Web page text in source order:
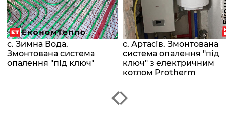
с. Зимна Вода.
Змонтована система
опалення "під ключ"
с. Артасів. Змонтована
система опалення "під
ключ" з електричним
котлом Protherm